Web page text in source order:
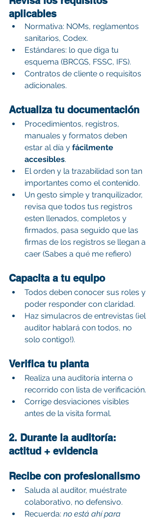
aplicables
Normativa: NOMs, reglamentos
sanitarios, Codex.
Estándares: lo que diga tu
esquema (BRCGS, FSSC, IFS).
Contratos de cliente o requisitos
adicionales.
Actualiza tu documentación
Procedimientos, registros,
manuales y formatos deben
estar al día y fácilmente
accesibles.
El orden y la trazabilidad son tan
importantes como el contenido.
Un gesto simple y tranquilizador,
revisa que todos tus registros
esten llenados, completos y
firmados, pasa seguido que las
firmas de los registros se llegan a
caer (Sabes a qué me refiero)
Capacita a tu equipo
Todos deben conocer sus roles y
poder responder con claridad.
Haz simulacros de entrevistas (¡el
auditor hablará con todos, no
solo contigo!).
Verifica tu planta
Realiza una auditoría interna o
recorrido con lista de verificación.
Corrige desviaciones visibles
antes de la visita formal.
2. Durante la auditoría:
actitud + evidencia
Recibe con profesionalismo
Saluda al auditor, muéstrate
colaborativo, no defensivo.
Recuerda: no está ahí para